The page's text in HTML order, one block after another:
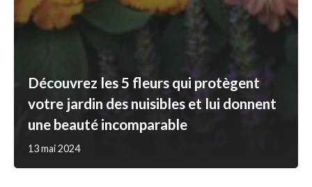
Découvrez les 5 fleurs qui protègent
votre jardin des nuisibles et lui donnent
une beauté incomparable
13 mai 2024